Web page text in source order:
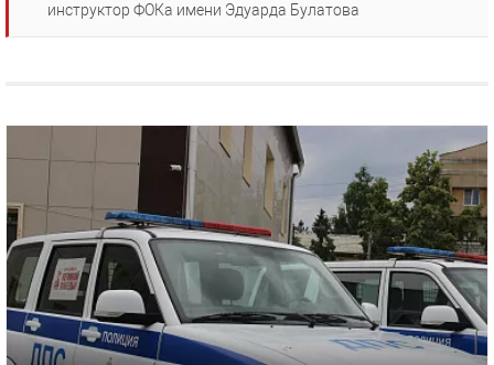
инструктор ФОКа имени Эдуарда Булатова